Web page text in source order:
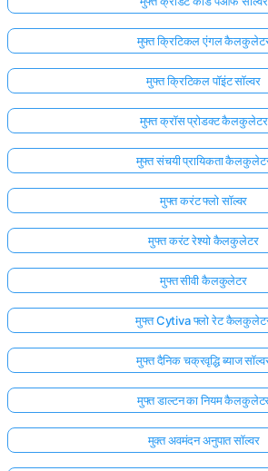
मुफ्त क्रिटिकल एंगल
मुफ्त क्रिटिकल पॉइंट सॉल्वर
मुफ्त क्रॉस प्रोडक्ट कैलकुलेटर
मुफ्त संचयी प्रायिकता
मुफ्त करंट फ्लो सॉल्वर
मुफ्त करंट रेश्यो कैलकुलेटर
मुफ्त सीवी कैलकुलेटर
मुफ्त Cytiva फ्लो रेट
मुफ्त दैनिक चक्रवृद्धि ब्याज
मुफ्त डाल्टन का नियम
मुक्त अवमंदन अनुपात सॉल्वर